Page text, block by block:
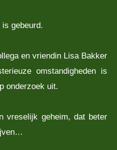
gebeurd.
en vriendin Lisa Bakker
omstandigheden is
onderzoek uit.
vreselijk geheim, dat beter